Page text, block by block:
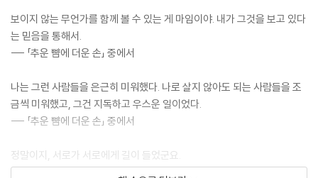
보이지 않는 무언가를 함께 볼 수 있는 게 마임이야. 내가 그것을 보고 있다
는 믿음을 통해서.
--- 「추운 뺨에 더운 손」 중에서
나는 그런 사람들을 은근히 미워했다. 나로 살지 않아도 되는 사람들을 조
금씩 미워했고, 그건 지독하고 우스운 일이었다.
--- 「추운 뺨에 더운 손」 중에서
정말이지, 서로가 서로에게 길이 들었군요.
--- 「작은 벌」 중에서